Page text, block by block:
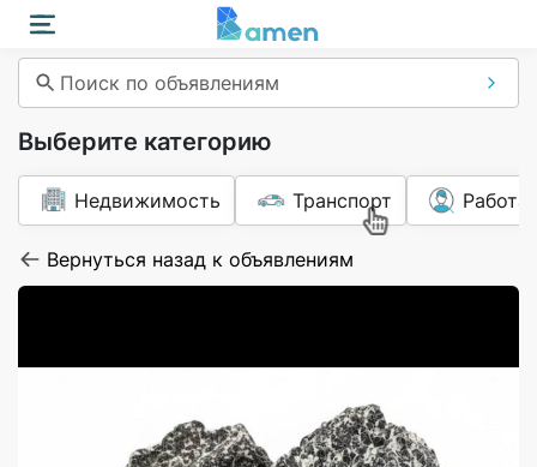
Поиск по объявлениям
Выберите категорию
Недвижимость Транспорт Работа
Вернуться назад к объявлениям